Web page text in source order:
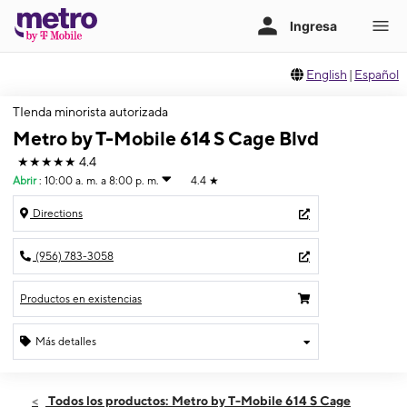
English | Español
TIenda minorista autorizada
Metro by T-Mobile 614 S Cage Blvd
★★★★★ 4.4
Abrir : 10:00 a. m. a 8:00 p. m. 4.4 ★
Directions
(956) 783-3058
Productos en existencias
Más detalles
Sábado:10:00 a. m. a 8:00 p. m.
Todos los productos: Metro by T-Mobile 614 S Cage